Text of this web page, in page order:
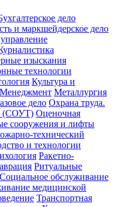
дело
и маркшейдерское дело
изыскания
технологии
Культура и
Менеджмент Металлургия
дело Охрана труда.
(СОУТ) Оценочная
сооружения и лифты
технический
и технологии
Ракетно-
Ритуальные
Социальное обслуживание
медицинской
Транспортная